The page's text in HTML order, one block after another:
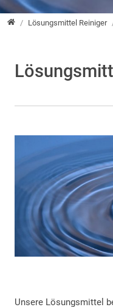
root Lösungsmittel Reiniger
Unsere Lösungsmittel